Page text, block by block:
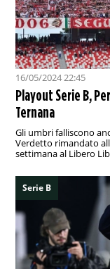
16/05/2024 22:45
Playout Serie B,
Ternana
Gli umbri falliscono
Verdetto rimandato
settimana al Libero
Serie B